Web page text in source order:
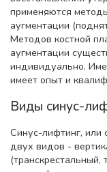
применяются
аугментации
Методов костной
аугментации
индивидуально.
имеет опыт и
Виды синус-
Синус-лифтинг, или
двух видов -